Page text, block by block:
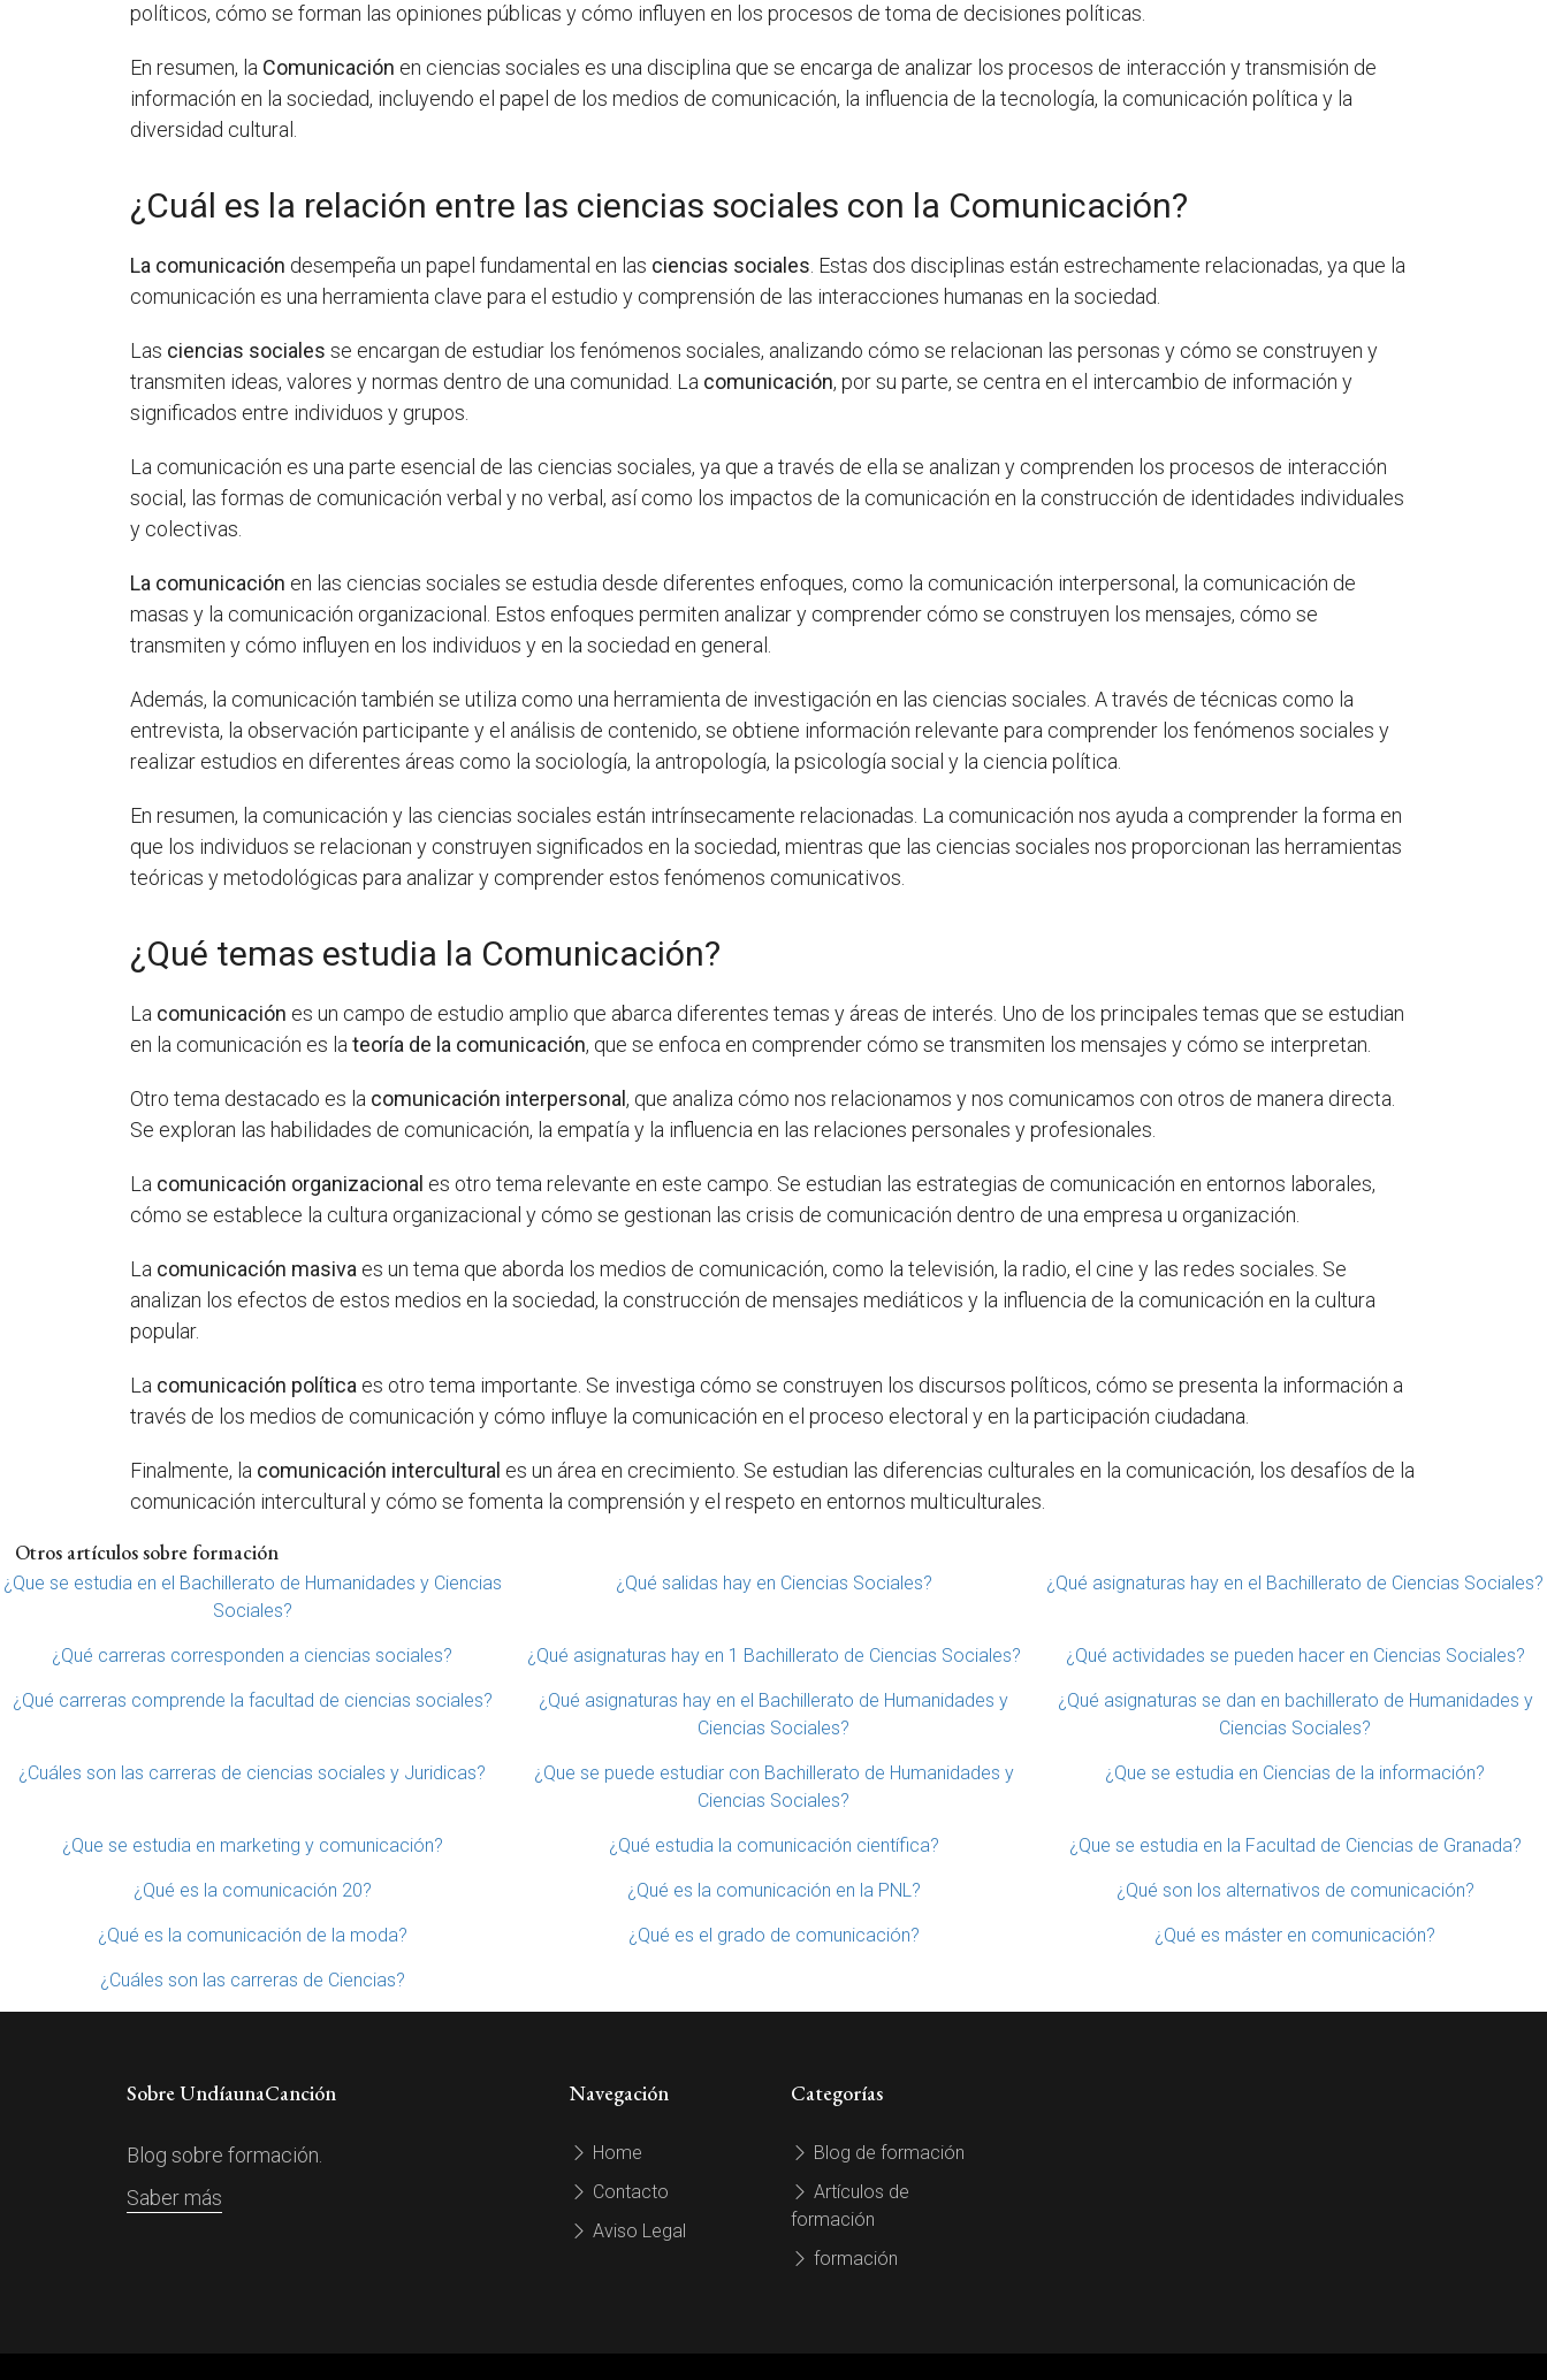
políticos, cómo se forman las opiniones públicas y cómo influyen en los procesos de toma de decisiones políticas.
En resumen, la Comunicación en ciencias sociales es una disciplina que se encarga de analizar los procesos de interacción y transmisión de
información en la sociedad, incluyendo el papel de los medios de comunicación, la influencia de la tecnología, la comunicación política y la
diversidad cultural.
¿Cuál es la relación entre las ciencias sociales con la Comunicación?
La comunicación desempeña un papel fundamental en las ciencias sociales. Estas dos disciplinas están estrechamente relacionadas, ya que la
comunicación es una herramienta clave para el estudio y comprensión de las interacciones humanas en la sociedad.
Las ciencias sociales se encargan de estudiar los fenómenos sociales, analizando cómo se relacionan las personas y cómo se construyen y
transmiten ideas, valores y normas dentro de una comunidad. La comunicación, por su parte, se centra en el intercambio de información y
significados entre individuos y grupos.
La comunicación es una parte esencial de las ciencias sociales, ya que a través de ella se analizan y comprenden los procesos de interacción
social, las formas de comunicación verbal y no verbal, así como los impactos de la comunicación en la construcción de identidades individuales
y colectivas.
La comunicación en las ciencias sociales se estudia desde diferentes enfoques, como la comunicación interpersonal, la comunicación de
masas y la comunicación organizacional. Estos enfoques permiten analizar y comprender cómo se construyen los mensajes, cómo se
transmiten y cómo influyen en los individuos y en la sociedad en general.
Además, la comunicación también se utiliza como una herramienta de investigación en las ciencias sociales. A través de técnicas como la
entrevista, la observación participante y el análisis de contenido, se obtiene información relevante para comprender los fenómenos sociales y
realizar estudios en diferentes áreas como la sociología, la antropología, la psicología social y la ciencia política.
En resumen, la comunicación y las ciencias sociales están intrínsecamente relacionadas. La comunicación nos ayuda a comprender la forma en
que los individuos se relacionan y construyen significados en la sociedad, mientras que las ciencias sociales nos proporcionan las herramientas
teóricas y metodológicas para analizar y comprender estos fenómenos comunicativos.
¿Qué temas estudia la Comunicación?
La comunicación es un campo de estudio amplio que abarca diferentes temas y áreas de interés. Uno de los principales temas que se estudian
en la comunicación es lateoría de la comunicación, que se enfoca en comprender cómo se transmiten los mensajes y cómo se interpretan.
Otro tema destacado es la comunicación interpersonal, que analiza cómo nos relacionamos y nos comunicamos con otros de manera directa.
Se exploran las habilidades de comunicación, la empatía y la influencia en las relaciones personales y profesionales.
La comunicación organizacional es otro tema relevante en este campo. Se estudian las estrategias de comunicación en entornos laborales,
cómo se establece la cultura organizacional y cómo se gestionan las crisis de comunicación dentro de una empresa u organización.
La comunicación masiva es un tema que aborda los medios de comunicación, como la televisión, la radio, el cine y las redes sociales. Se
analizan los efectos de estos medios en la sociedad, la construcción de mensajes mediáticos y la influencia de la comunicación en la cultura
popular.
La comunicación política es otro tema importante. Se investiga cómo se construyen los discursos políticos, cómo se presenta la información a
través de los medios de comunicación y cómo influye la comunicación en el proceso electoral y en la participación ciudadana.
Finalmente, la comunicación intercultural es un área en crecimiento. Se estudian las diferencias culturales en la comunicación, los desafíos de la
comunicación intercultural y cómo se fomenta la comprensión y el respeto en entornos multiculturales.
Otros artículos sobre formación
¿Que se estudia en el Bachillerato de Humanidades y Ciencias
Sociales?
¿Qué salidas hay en Ciencias Sociales? ¿Qué asignaturas hay en el Bachillerato de Ciencias Sociales?
¿Qué carreras corresponden a ciencias sociales? ¿Qué asignaturas hay en 1 Bachillerato de Ciencias Sociales? ¿Qué actividades se pueden hacer en Ciencias Sociales?
¿Qué carreras comprende la facultad de ciencias sociales?
¿Qué asignaturas hay en el Bachillerato de Humanidades y
Ciencias Sociales?
¿Qué asignaturas se dan en bachillerato de Humanidades y
Ciencias Sociales?
¿Cuáles son las carreras de ciencias sociales y Juridicas?
¿Que se puede estudiar con Bachillerato de Humanidades y
Ciencias Sociales?
¿Que se estudia en Ciencias de la información?
¿Que se estudia en marketing y comunicación? ¿Qué estudia la comunicación científica? ¿Que se estudia en la Facultad de Ciencias de Granada?
¿Qué es la comunicación 20? ¿Qué es la comunicación en la PNL? ¿Qué son los alternativos de comunicación?
¿Qué es la comunicación de la moda? ¿Qué es el grado de comunicación? ¿Qué es máster en comunicación?
¿Cuáles son las carreras de Ciencias?
Sobre UndíaunaCanción
Blog sobre formación.
Saber más
Navegación
Home
Contacto
Aviso Legal
Categorías
Blog de formación
Artículos de
formación
formación